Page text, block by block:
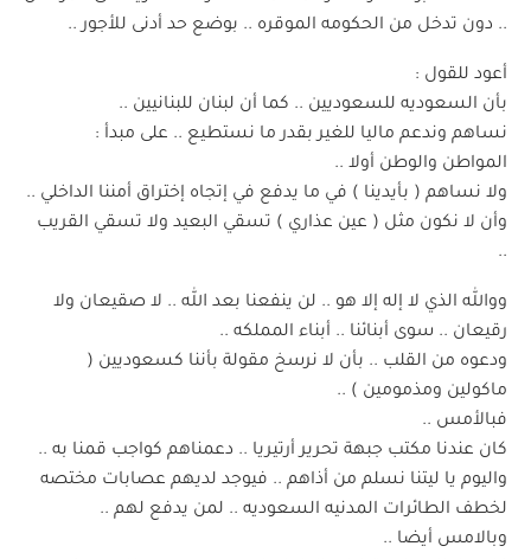
.. دون تدخل من الحكومه الموقره .. بوضع حد أدنى للأجور ..
أعود للقول :
بأن السعوديه للسعوديين .. كما أن لبنان للبنانيين ..
نساهم وندعم ماليا للغير بقدر ما نستطيع .. على مبدأ :
المواطن والوطن أولا ..
ولا نساهم ( بأيدينا ) في ما يدفع في إتجاه إختراق أمننا الداخلي ..
وأن لا نكون مثل ( عين عذاري ) تسقي البعيد ولا تسقي القريب
..
ووالله الذي لا إله إلا هو .. لن ينفعنا بعد الله .. لا صقيعان ولا
رقيعان .. سوى أبنائنا .. أبناء المملكه ..
ودعوه من القلب .. بأن لا نرسخ مقولة بأننا كسعوديين (
ماكولين ومذمومين ) ..
فبالأمس ..
كان عندنا مكتب جبهة تحرير أرتيريا .. دعمناهم كواجب قمنا به ..
واليوم يا ليتنا نسلم من أذاهم .. فيوجد لديهم عصابات مختصه
لخطف الطائرات المدنيه السعوديه .. لمن يدفع لهم ..
وبالامس أيضا ..